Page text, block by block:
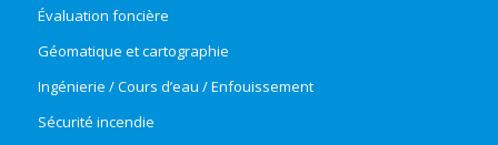
Évaluation foncière
Géomatique et cartographie
Ingénierie / Cours d’eau / Enfouissement
Sécurité incendie